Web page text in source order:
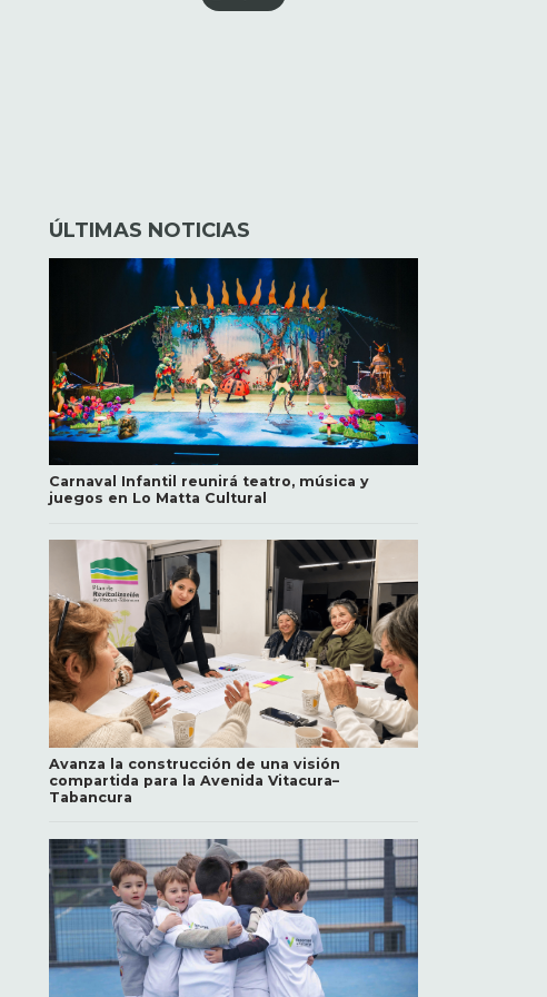
ÚLTIMAS NOTICIAS
Carnaval Infantil reunirá teatro, música y
juegos en Lo Matta Cultural
Avanza la construcción de una visión
compartida para la Avenida Vitacura–
Tabancura